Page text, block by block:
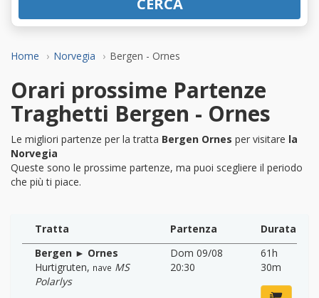
Home Norvegia Bergen - Ornes
Orari prossime Partenze
Traghetti Bergen - Ornes
Le migliori partenze per la tratta Bergen Ornes per visitare la
Norvegia
Queste sono le prossime partenze, ma puoi scegliere il periodo
che più ti piace.
Tratta Partenza
Durata
Bergen ► Ornes
Hurtigruten, nave MS
Polarlys
Dom 09/08
20:30
61h
30m